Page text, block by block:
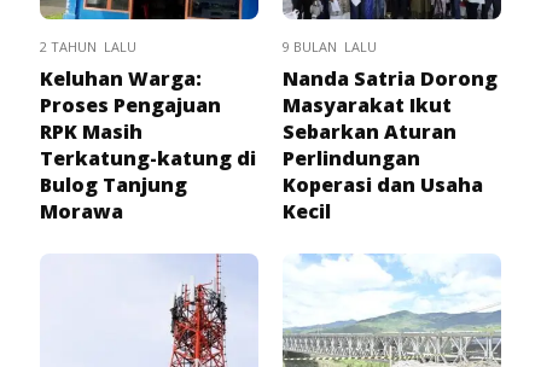
2 TAHUN LALU
Keluhan Warga:
Proses Pengajuan
RPK Masih
Terkatung-katung di
Bulog Tanjung
Morawa
9 BULAN LALU
Nanda Satria Dorong
Masyarakat Ikut
Sebarkan Aturan
Perlindungan
Koperasi dan Usaha
Kecil